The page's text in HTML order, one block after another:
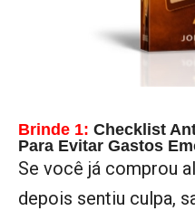
Brinde 1: Checklist
Para Evitar Gastos
Se você já comprou
depois sentiu culpa,